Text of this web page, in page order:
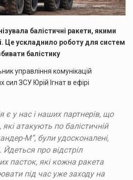
балістичні ракети, якими
Це ускладнило роботу для систем
балістику
управління комунікацій
ЗСУ Юрій Ігнат в ефірі
є у нас і наших партнерів, що
атакують по балістичній
М”, були удосконалені,
Йдеться про відстріл
пасток, які кожна ракета
під час уже заходу на